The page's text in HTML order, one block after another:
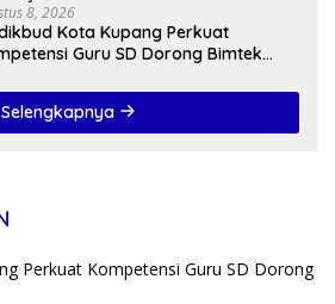
8, 2026
Kota Kupang Perkuat
Guru SD Dorong Bimtek
Selengkapnya